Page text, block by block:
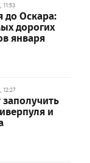
до Оскара:
дорогих
января
и